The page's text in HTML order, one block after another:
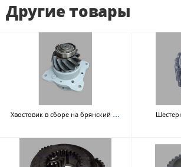
Другие товары
Хво
стовик в сборе на брянский мост